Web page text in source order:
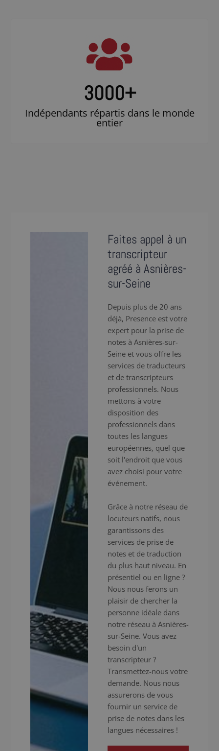
3000+
Indépendants répartis dans le monde
entier
Faites appel à un
transcripteur
agréé à Asnières-
sur-Seine
Depuis plus de 20 ans
déjà, Presence est votre
expert pour la prise de
notes à Asnières-sur-
Seine et vous offre les
services de traducteurs
et de transcripteurs
professionnels. Nous
mettons à votre
disposition des
professionnels dans
toutes les langues
européennes, quel que
soit l'endroit que vous
avez choisi pour votre
événement.
Grâce à notre réseau de
locuteurs natifs, nous
garantissons des
services de prise de
notes et de traduction
du plus haut niveau. En
présentiel ou en ligne ?
Nous nous ferons un
plaisir de chercher la
personne idéale dans
notre réseau à Asnières-
sur-Seine. Vous avez
besoin d'un
transcripteur ?
Transmettez-nous votre
demande. Nous nous
assurerons de vous
fournir un service de
prise de notes dans les
langues nécessaires !